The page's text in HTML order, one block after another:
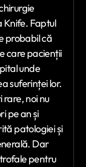
Knife. Faptul
probabil că
care pacienții
unde
suferinței lor.
rare, noi nu
pe an și
patologiei și
Dar
pentru